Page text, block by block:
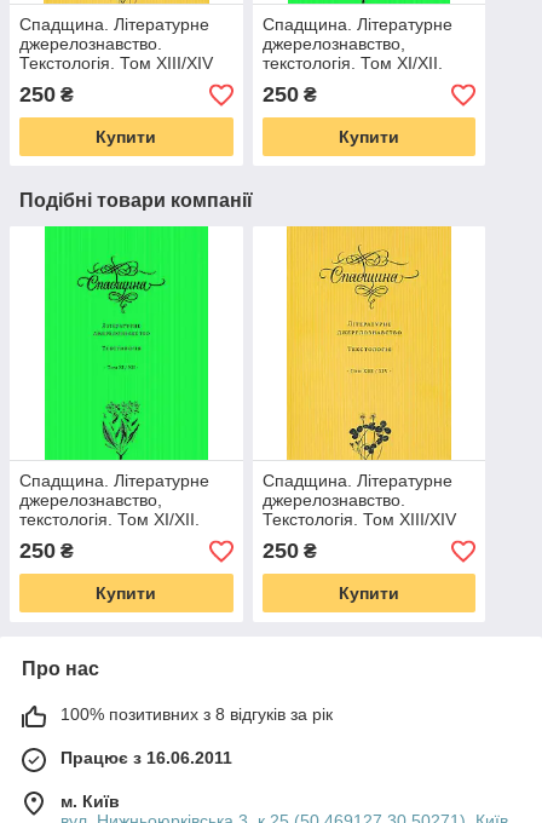
Спадщина. Літературне
джерелознавство.
Текстологія. Том XIII/XIV
250 ₴
Купити
Спадщина. Літературне
джерелознавство,
текстологія. Том ХІ/ХІІ.
250₴
Купити
Подібні товари компанії
Спадщина. Літературне
джерелознавство,
текстологія. Том ХІ/ХІІ.
250 ₴
Купити
Спадщина. Літературне
джерелознавство.
Текстологія. Том XIII/XIV
250₴
Купити
Про нас
100% позитивних з 8 відгуків за рік
Працює з 16.06.2011
м. Київ